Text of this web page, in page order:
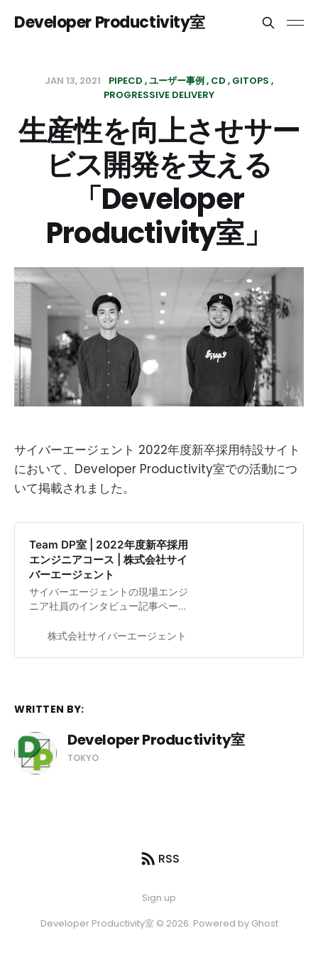
Developer Productivity室
JAN 13, 2021 PIPECD ユーザー事例 CD GITOPS
PROGRESSIVE DELIVERY
生産性を向上させサー
ビス開発を支える
「Developer
Productivity室」
サイバーエージェント 2022年度新卒採用特設サイト
において、Developer Productivity室での活動につ
いて掲載されました。
Team DP室 | 2022年度新卒採用
エンジニアコース | 株式会社サイ
バーエージェント
サイバーエージェントの現場エンジ
ニア社員のインタビュー記事ページ
発を支える「Developer Productivity
株式会社サイバーエージェント
WRITTEN BY:
Developer Productivity室
TOKYO
RSS
Sign up
Developer Productivity室 © 2026. Powered by Ghost